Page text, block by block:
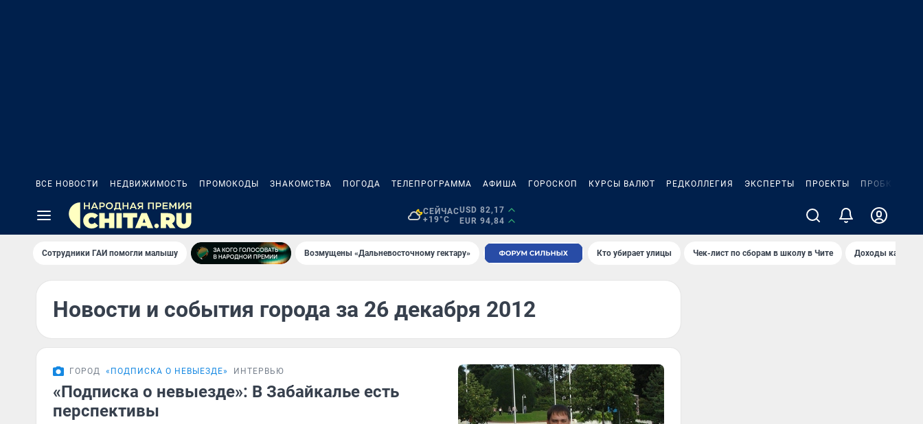
ВСЕ НОВОСТИ НЕДВИЖИМОСТЬ ПРОМОКОДЫ ЗНАКОМСТВА ПОГОДА ТЕЛЕПРОГРАММА АФИША ГОРОСКОП КУРСЫ ВАЛЮТ РЕДКОЛЛЕГИЯ ЭКСПЕРТЫ ПРОЕКТЫ ПРОБКИ
СЕЙЧАС
+19°C
USD 82,17
EUR 94,84
Сотрудники ГАИ помогли малышу Возмущены «Дальневосточному гектару» Кто убирает улицы Чек-лист по сборам в школу в Чите Доходы
Новости и события города за 26 декабря 2012
ГОРОД «ПОДПИСКА О НЕВЫЕЗДЕ» ИНТЕРВЬЮ
«Подписка о невыезде»: В Забайкалье есть
перспективы